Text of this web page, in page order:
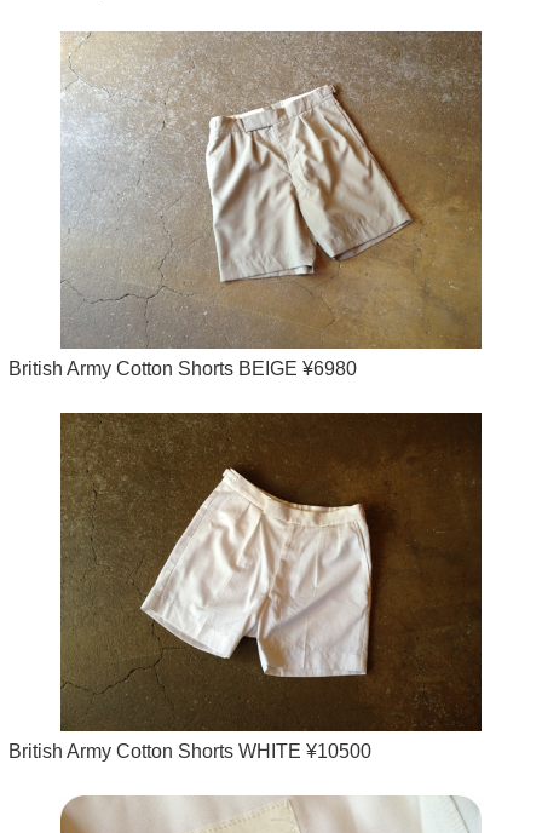
British Army Cotton Shorts BEIGE ¥6980
British Army Cotton Shorts WHITE ¥10500